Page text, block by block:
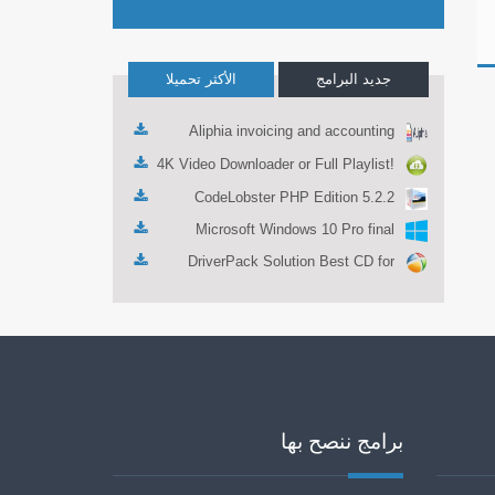
جديد البرامج الأكثر تحميلا
Aliphia invoicing and accounting
management 1.0.1
4K Video Downloader or Full Playlist!
3.4.5.1525
CodeLobster PHP Edition 5.2.2
Microsoft Windows 10 Pro final
DriverPack Solution Best CD for
برامج ننصح بها